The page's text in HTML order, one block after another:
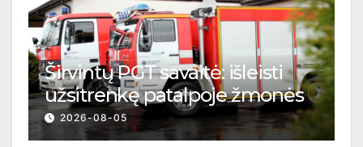
Širvintų PGT savaitė: išleisti
užsitrenkę patalpoje žmonės
2026-08-05